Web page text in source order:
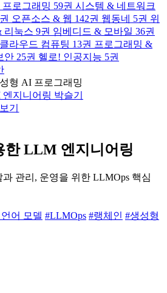
로그래밍 59권 시스템 & 네트워크
오픈소스 & 웹 142권 웹동네 5권 위
리눅스 9권 임베디드 & 모바일 36권
클라우드 컴퓨팅 13권 프로그래밍 &
안 25권 헬로! 인공지능 5권
형 AI 프로그래밍
지니어링 박슬기
기
한 LLM 엔지니어링
관리, 운영을 위한 LLMOps 핵심
어 모델 #LLMOps #랭체인 #생성형